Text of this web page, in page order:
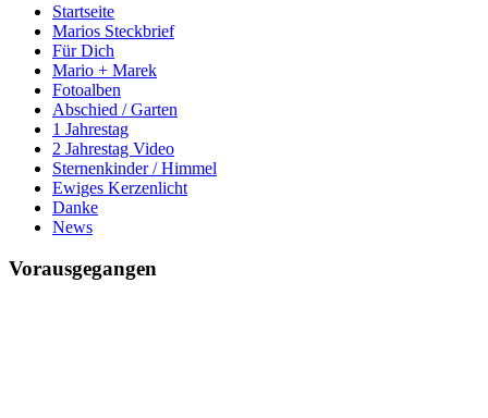
Startseite
Marios Steckbrief
Für Dich
Mario + Marek
Fotoalben
Abschied / Garten
1 Jahrestag
2 Jahrestag Video
Sternenkinder / Himmel
Ewiges Kerzenlicht
Danke
News
Vorausgegangen